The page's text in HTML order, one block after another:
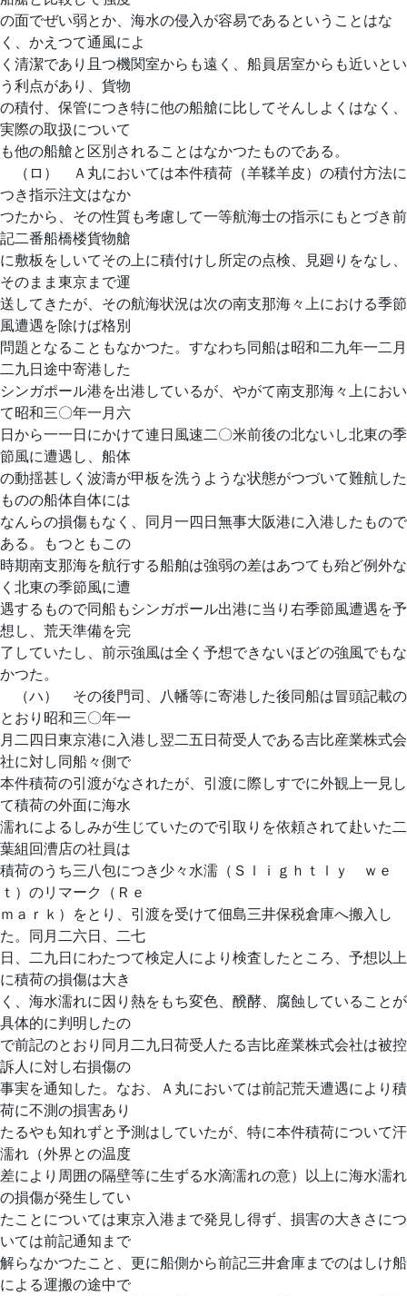
の面でぜい弱とか、海水の侵入が容易であるということはな
く、かえつて通風によ
く清潔であり且つ機関室からも遠く、船員居室からも近いとい
う利点があり、貨物
の積付、保管につき特に他の船艙に比してそんしよくはなく、
実際の取扱について
も他の船艙と区別されることはなかつたものである。
（ロ） Ａ丸においては本件積荷（羊鞣羊皮）の積付方法に
つき指示注文はなか
つたから、その性質も考慮して一等航海士の指示にもとづき前
記二番船橋楼貨物艙
に敷板をしいてその上に積付けし所定の点検、見廻りをなし、
そのまま東京まで運
送してきたが、その航海状況は次の南支那海々上における季節
風遭遇を除けば格別
問題となることもなかつた。すなわち同船は昭和二九年一二月
二九日途中寄港した
シンガポール港を出港しているが、やがて南支那海々上におい
て昭和三〇年一月六
日から一一日にかけて連日風速二〇米前後の北ないし北東の季
節風に遭遇し、船体
の動揺甚しく波濤が甲板を洗うような状態がつづいて難航した
ものの船体自体には
なんらの損傷もなく、同月一四日無事大阪港に入港したもので
ある。もつともこの
時期南支那海を航行する船舶は強弱の差はあつても殆ど例外な
く北東の季節風に遭
遇するもので同船もシンガポール出港に当り右季節風遭遇を予
想し、荒天準備を完
了していたし、前示強風は全く予想できないほどの強風でもな
かつた。
（ハ） その後門司、八幡等に寄港した後同船は冒頭記載の
とおり昭和三〇年一
月二四日東京港に入港し翌二五日荷受人である吉比産業株式会
社に対し同船々側で
本件積荷の引渡がなされたが、引渡に際しすでに外観上一見し
て積荷の外面に海水
濡れによるしみが生じていたので引取りを依頼されて赴いた二
葉組回漕店の社員は
積荷のうち三八包につき少々水濡（Ｓｌｉｇｈｔｌｙ ｗｅ
ｔ）のリマーク（Ｒｅ
ｍａｒｋ）をとり、引渡を受けて佃島三井保税倉庫へ搬入し
た。同月二六日、二七
日、二九日にわたつて検定人により検査したところ、予想以上
に積荷の損傷は大き
く、海水濡れに因り熱をもち変色、醗酵、腐蝕していることが
具体的に判明したの
で前記のとおり同月二九日荷受人たる吉比産業株式会社は被控
訴人に対し右損傷の
事実を通知した。なお、Ａ丸においては前記荒天遭遇により積
荷に不測の損害あり
たるやも知れずと予測はしていたが、特に本件積荷について汗
濡れ（外界との温度
差により周囲の隔壁等に生ずる水滴濡れの意）以上に海水濡れ
の損傷が発生してい
たことについては東京入港まで発見し得ず、損害の大きさにつ
いては前記通知まで
解らなかつたこと、更に船側から前記三井倉庫までのはしけ船
による運搬の途中で